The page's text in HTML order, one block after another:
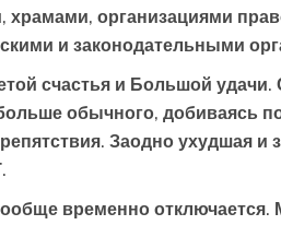
храмами, организациями
и законодательными
счастья и Большой
обычного, добиваясь
Заодно ухудшая
временно